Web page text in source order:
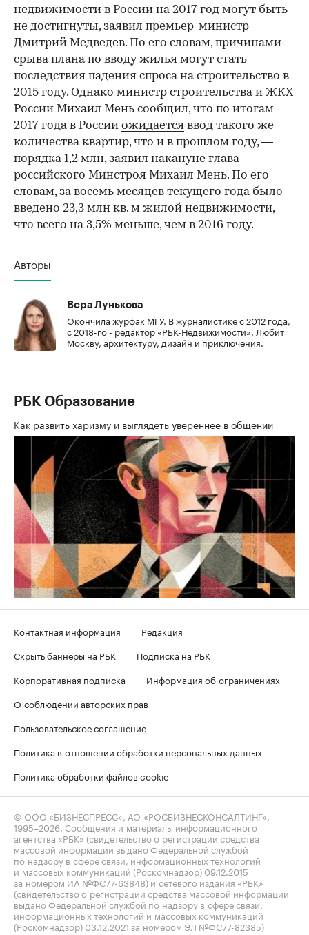
недвижимости в России на 2017 год могут быть
не достигнуты,заявил премьер-министр
Дмитрий Медведев. По его словам, причинами
срыва плана по вводу жилья могут стать
последствия падения спроса на строительство в
2015 году. Однако министр строительства и ЖКХ
России Михаил Мень сообщил, что по итогам
2017 года в России ожидается ввод такого же
количества квартир, что и в прошлом году, —
порядка 1,2 млн, заявил накануне глава
российского Минстроя Михаил Мень. По его
словам, за восемь месяцев текущего года было
введено 23,3 млн кв. м жилой недвижимости,
что всего на 3,5% меньше, чем в 2016 году.
Авторы
Вера Лунькова
Окончила журфак МГУ. В журналистике с 2012 года,
с 2018-го - редактор «РБК-Недвижимости». Любит
Москву, архитектуру, дизайн и приключения.
РБК Образование
Как развить харизму и выглядеть увереннее в общении
Контактная информация
Редакция
Скрыть баннеры на РБК
Подписка на РБК
Корпоративная подписка
Информация об ограничениях
О соблюдении авторских прав
Пользовательское соглашение
Политика в отношении обработки персональных данных
Политика обработки файлов cookie
© ООО «БИЗНЕСПРЕСС», АО «РОСБИЗНЕСКОНСАЛТИНГ»,
1995–2026 . Сообщения и материалы информационного
агентства «РБК» (свидетельство о регистрации средства
массовой информации выдано Федеральной службой
по надзору в сфере связи, информационных технологий
и массовых коммуникаций (Роскомнадзор) 09.12.2015
за номером ИА №ФС77-63848) и сетевого издания «РБК»
(свидетельство о регистрации средства массовой информации
выдано Федеральной службой по надзору в сфере связи,
информационных технологий и массовых коммуникаций
(Роскомнадзор) 03.12.2021 за номером ЭЛ №ФС77-82385)